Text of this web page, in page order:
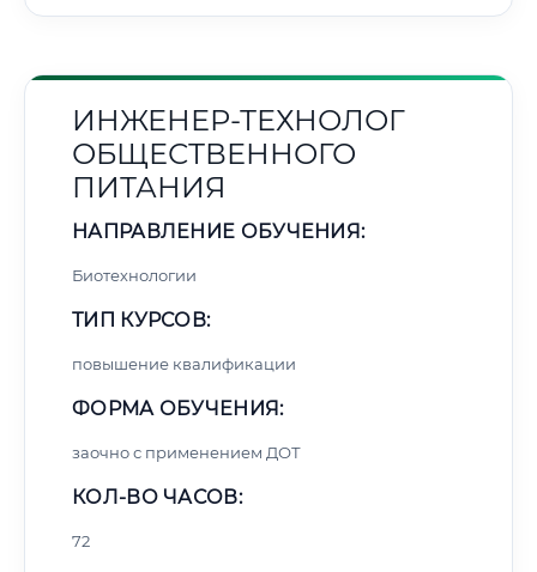
ИНЖЕНЕР-ТЕХНОЛОГ
ОБЩЕСТВЕННОГО
ПИТАНИЯ
НАПРАВЛЕНИЕ ОБУЧЕНИЯ:
Биотехнологии
ТИП КУРСОВ:
повышение квалификации
ФОРМА ОБУЧЕНИЯ:
заочно с применением ДОТ
КОЛ-ВО ЧАСОВ:
72